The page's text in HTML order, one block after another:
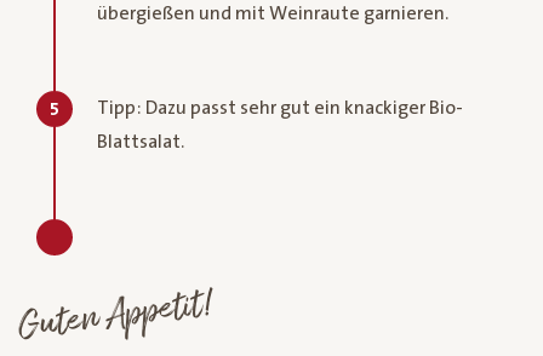
übergießen und mit Weinraute garnieren.
5
Tipp: Dazu passt sehr gut ein knackiger Bio-
Blattsalat.
Guten Appetit!